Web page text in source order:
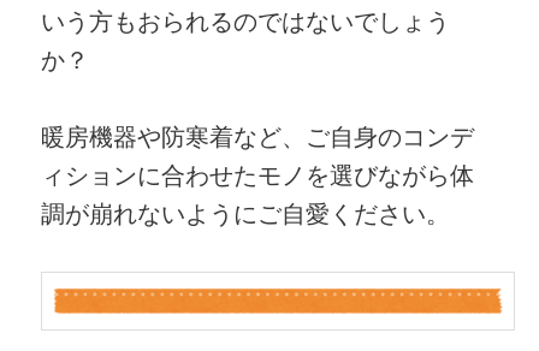
いう方もおられるのではないでしょう
か？
暖房機器や防寒着など、ご自身のコンデ
ィションに合わせたモノを選びながら体
調が崩れないようにご自愛ください。